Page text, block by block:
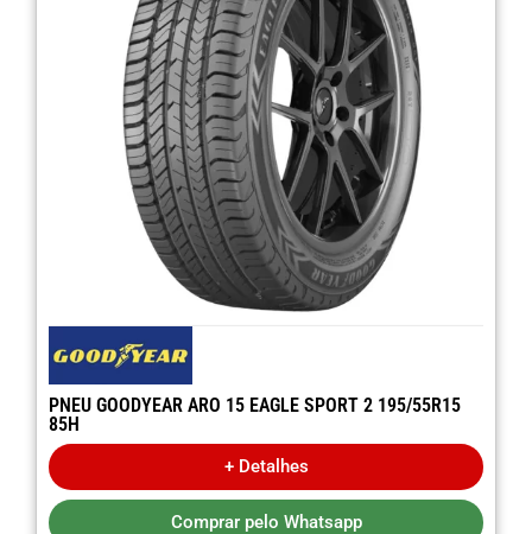
PNEU GOODYEAR ARO 15 EAGLE SPORT 2 195/55R15
85H
+ Detalhes
Comprar pelo Whatsapp